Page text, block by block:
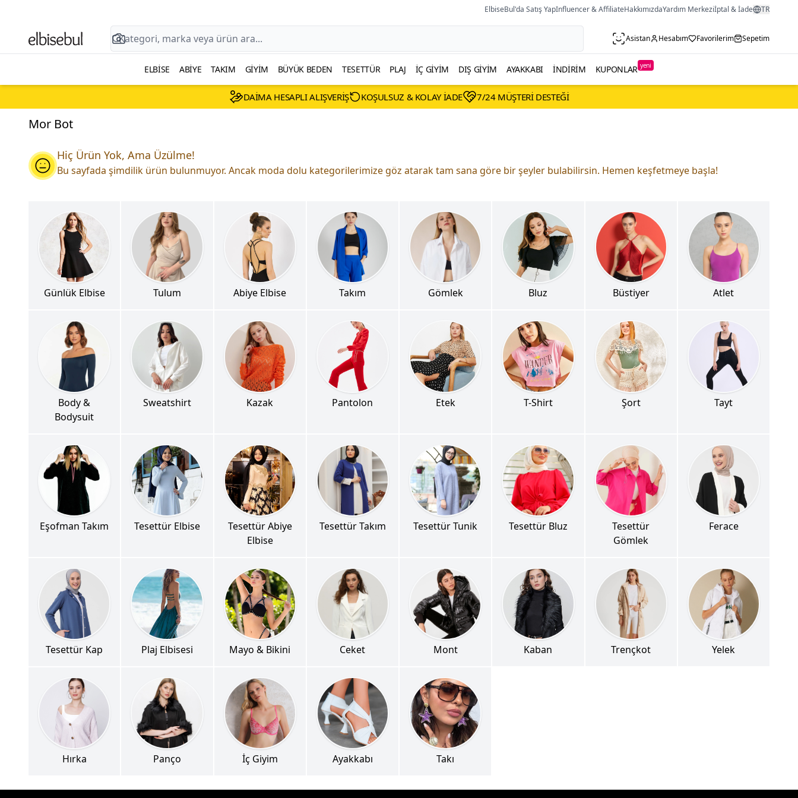
ElbiseBul'da Satış YapInfluencer & AffiliateHakkımızdaYardım Merkeziİptal & İade TR
Asistan Hesabım Favorilerim Sepetim
ELBISE ABIYE TAKIM GIYIM BÜYÜK BEDEN TESETTÜR PLAJ İÇ GIYIM DIŞ GIYIM AYAKKABI İNDIRIM KUPONLAR yeni
DAIMA HESAPLI ALIŞVERIŞ KOŞULSUZ & KOLAY İADE 7/24 MÜŞTERI DESTEĞI
Mor Bot
Hiç Ürün Yok, Ama Üzülme!
Bu sayfada şimdilik ürün bulunmuyor. Ancak moda dolu kategorilerimize göz atarak tam sana göre bir şeyler bulabilirsin. Hemen keşfetmeye başla!
Günlük Elbise Tulum Abiye Elbise Takım Gömlek Bluz Büstiyer Atlet
Body &
Bodysuit
Sweatshirt Kazak Pantolon Etek T-Shirt Şort Tayt
Eşofman Takım Tesettür Elbise
Tesettür Abiye
Elbise
Tesettür Takım Tesettür Tunik Tesettür Bluz
Tesettür
Gömlek
Ferace
Tesettür Kap Plaj Elbisesi Mayo & Bikini Ceket Mont Kaban Trençkot Yelek
Hırka Panço İç Giyim Ayakkabı Takı